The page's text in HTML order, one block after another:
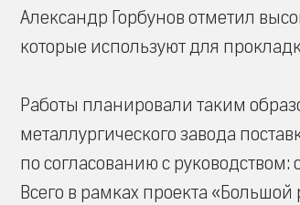
Александр Горбунов отметил
которые используют для
Работы планировали таким
металлургического завода
по согласованию с
Всего в рамках проекта